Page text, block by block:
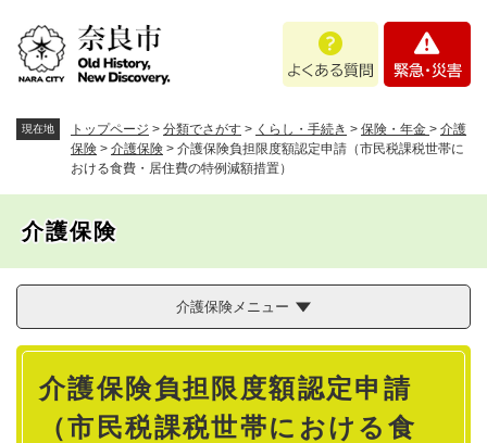
。
あ
問
・
現在地 トップページ > 分類でさがす > くらし・手続き > 保険・年金 > 介護
保険 > 介護保険 > 介護保険負担限度額認定申請（市民税課税世帯に
おける食費・居住費の特例減額措置）
介護保険
介護保険メニュー
本
介護保険負担限度額認定申請
（市民税課税世帯における食